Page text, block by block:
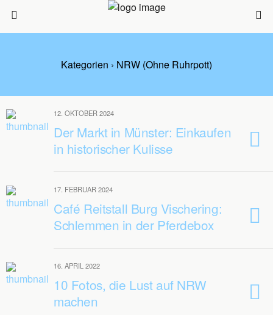
Kategorien › NRW (ohne Ruhrpott)
12. OKTOBER 2024
Der Markt in Münster: Einkaufen
in historischer Kulisse
17. FEBRUAR 2024
Café Reitstall Burg Vischering:
Schlemmen in der Pferdebox
16. APRIL 2022
10 Fotos, die Lust auf NRW
machen